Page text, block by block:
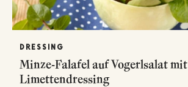
DRESSING
Minze-Falafel auf Vogerlsalat mit
Limettendressing